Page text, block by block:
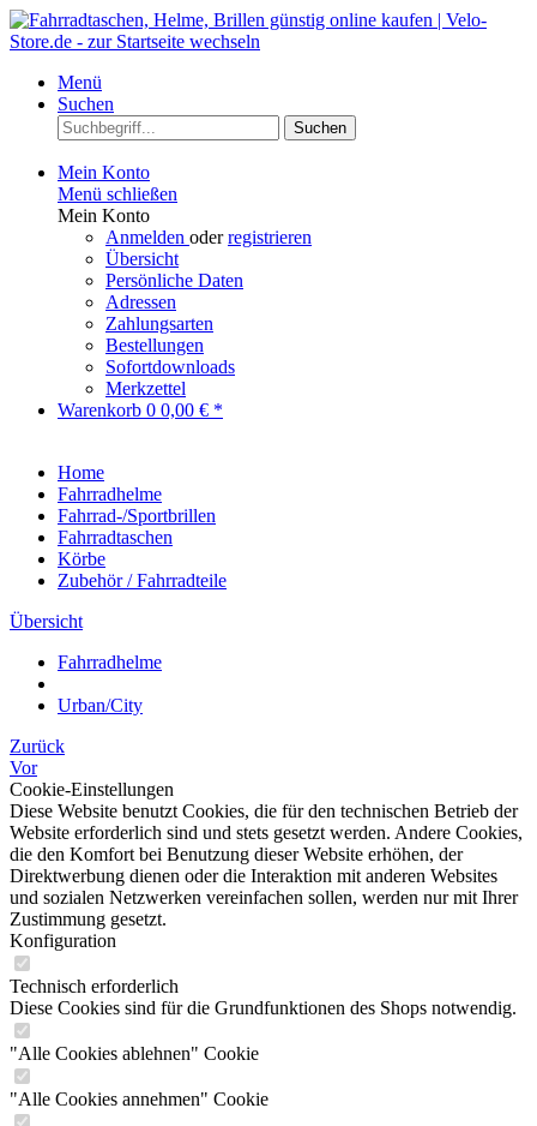
Menü
Suchen
Suchen
Mein Konto
Menü schließen
Mein Konto
Anmelden oderregistrieren
Übersicht
Persönliche Daten
Adressen
Zahlungsarten
Bestellungen
Sofortdownloads
Merkzettel
Warenkorb 0 0,00 € *
Home
Fahrradhelme
Fahrrad-/Sportbrillen
Fahrradtaschen
Körbe
Zubehör / Fahrradteile
Übersicht
Fahrradhelme
Urban/City
Zurück
Vor
Cookie-Einstellungen
Diese Website benutzt Cookies, die für den technischen Betrieb der
Website erforderlich sind und stets gesetzt werden. Andere Cookies,
die den Komfort bei Benutzung dieser Website erhöhen, der
Direktwerbung dienen oder die Interaktion mit anderen Websites
und sozialen Netzwerken vereinfachen sollen, werden nur mit Ihrer
Zustimmung gesetzt.
Konfiguration
Technisch erforderlich
Diese Cookies sind für die Grundfunktionen des Shops notwendig.
"Alle Cookies ablehnen" Cookie
"Alle Cookies annehmen" Cookie